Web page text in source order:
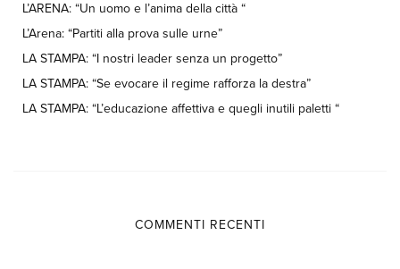
L’ARENA: “Un uomo e l’anima della città “
L’Arena: “Partiti alla prova sulle urne”
LA STAMPA: “I nostri leader senza un progetto”
LA STAMPA: “Se evocare il regime rafforza la destra”
LA STAMPA: “L’educazione affettiva e quegli inutili paletti “
COMMENTI RECENTI